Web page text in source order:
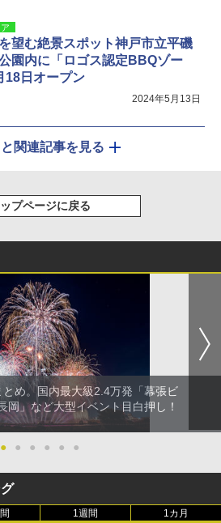
望む絶景スポット神戸市立平磯
園内に「ロゴス認定BBQゾー
18日オープン
2024年5月13日
と関連記事を見る
ップページに戻る
め。国内最大級2.4万発「幕張ビ
岡」など大型イベント目白押し！
● ● ● ● ● ●
1週間 1カ月